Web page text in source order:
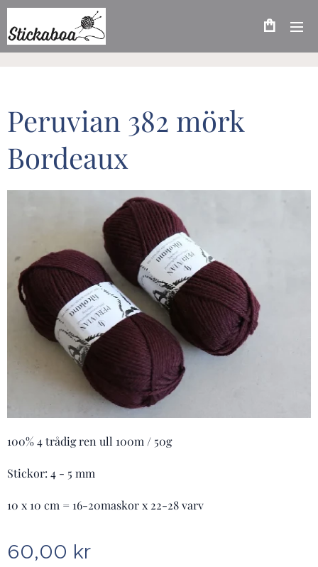
Peruvian 382 mörk
Bordeaux
100% 4 trådig ren ull 100m / 50g
Stickor: 4 - 5 mm
10 x 10 cm = 16-20maskor x 22-28 varv
60,00 kr